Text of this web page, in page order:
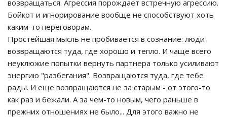
возвращаться. Агрессия порождает встречную агрессию.
Бойкот и игнорирование вообще не способствуют хоть
каким-то переговорам.
Простейшая мысль не пробивается в сознание: люди
возвращаются туда, где хорошо и тепло. И чаще всего
неуклюжие попытки вернуть партнера только усиливают
энергию "разбегания". Возвращаются туда, где тебе
рады. И еще возвращаются не за старым - от этого-то
как раз и бежали. А за чем-то новым, чего раньше в
прежних отношениях не было... Для этого важно не